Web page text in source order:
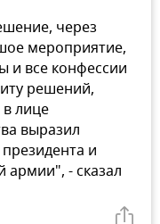
через
мероприятие,
и все конфессии
решений,
лице
выразил
и
армии", - сказал